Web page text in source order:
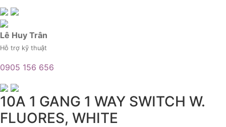
Lê Huy Trân
Hỗ trợ kỹ thuật
0905 156 656
10A 1 GANG 1 WAY SWITCH W.
FLUORES, WHITE